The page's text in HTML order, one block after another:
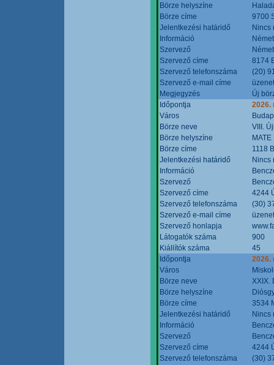
Börze helyszíne
Börze címe
9700
Jelentkezési határidő
Nincs
Információ
Szervező
Szervező címe
8174
Szervező telefonszáma
(20)
Szervező e-mail címe
Megjegyzés
Új
Időpontja
2026.
Város
Börze neve
VIII.
Börze helyszíne
Börze címe
1118
Jelentkezési határidő
Nincs
Információ
Szervező
Szervező címe
4244
Szervező telefonszáma
(30)
Szervező e-mail címe
Szervező honlapja
Látogatók száma
900
Kiállítók száma
45
Időpontja
2026.
Város
Börze neve
XXIX.
Börze helyszíne
Börze címe
3534
Jelentkezési határidő
Nincs
Információ
Szervező
Szervező címe
4244
Szervező telefonszáma
(30)